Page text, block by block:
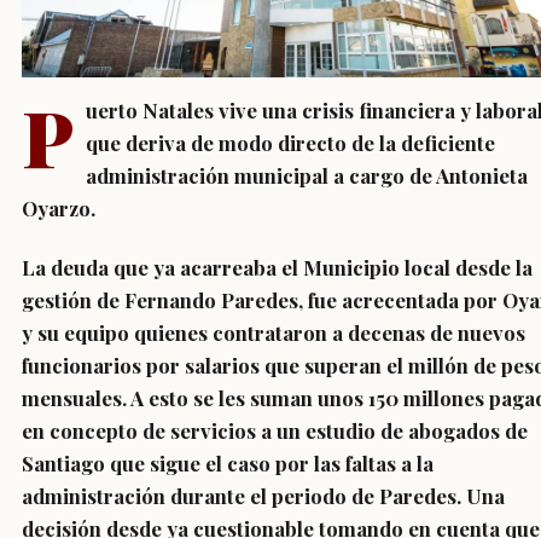
P uerto Natales vive una crisis financiera y
que deriva de modo directo de la deficiente
administración municipal a cargo de Antonieta
Oyarzo.
La deuda que ya acarreaba el Municipio local desde la
gestión de Fernando Paredes, fue acrecentada por
y su equipo quienes contrataron a decenas de nuevos
funcionarios por salarios que superan el millón de
mensuales. A esto se les suman unos 150 millones
en concepto de servicios a un estudio de abogados de
Santiago que sigue el caso por las faltas a la
administración durante el periodo de Paredes. Una
decisión desde ya cuestionable tomando en cuenta que